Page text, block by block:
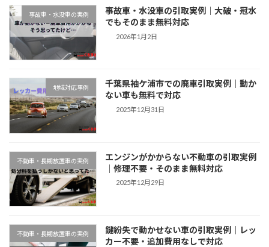
事故車・水没車の実例
事故車・水没車の引取実例｜大破・冠水
でもそのまま無料対応
2026年1月2日
地域対応事例
千葉県袖ケ浦市での廃車引取実例｜動か
ない車も無料で対応
2025年12月31日
不動車・長期放置車の実例
エンジンがかからない不動車の引取実例
｜修理不要・そのまま無料対応
2025年12月29日
不動車・長期放置車の実例
鍵紛失で動かせない車の引取実例｜レッ
カー不要・追加費用なしで対応